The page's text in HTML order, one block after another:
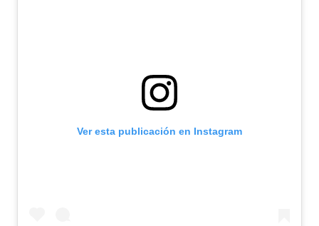
Ver esta publicación en Instagram